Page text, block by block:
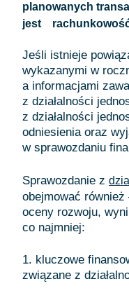
planowanych
jest
Jeśli istnieje
wykazanymi w
a informacjami
z działalności
z działalności
odniesienia oraz
w sprawozdaniu
Sprawozdanie z
obejmować
oceny rozwoju,
co najmniej:
1. kluczowe
związane z